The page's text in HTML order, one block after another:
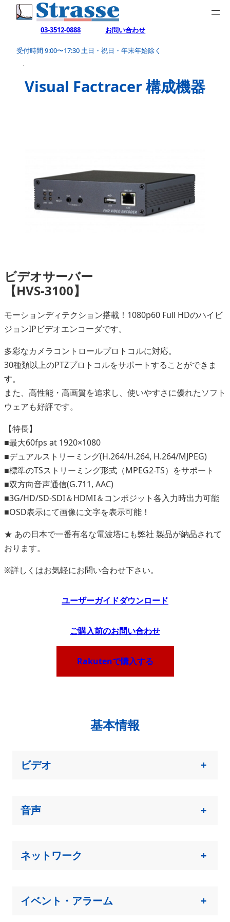
03-3512-0888 お問い合わせ
受付時間 9:00〜17:30 土日・祝日・年末年始除く
HOME＞製品＞ビデオサーバー(ビデオエンコーダー・デコーダ
Visual Factracer 構成機器
ビデオサーバー
【HVS-3100】
モーションディテクション搭載！1080p60 Full HDのハイビ
ジョンIPビデオエンコーダです。
多彩なカメラコントロールプロトコルに対応。
30種類以上のPTZプロトコルをサポートすることができま
す。
また、高性能・高画質を追求し、使いやすさに優れたソフト
ウェアも好評です。
【特長】
■最大60fps at 1920×1080
■デュアルストリーミング(H.264/H.264, H.264/MJPEG)
■標準のTSストリーミング形式（MPEG2-TS）をサポート
■双方向音声通信(G.711, AAC)
■3G/HD/SD-SDI＆HDMI＆コンポジット各入力時出力可能
■OSD表示にて画像に文字を表示可能！
★ あの日本で一番有名な電波塔にも弊社 製品が納品されて
おります。
※詳しくはお気軽にお問い合わせ下さい。
ユーザーガイドダウンロード
ご購入前のお問い合わせ
Rakutenで購入する
基本情報
ビデオ +
音声 +
ネットワーク +
イベント・アラーム +